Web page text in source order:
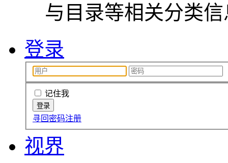
与目录等相关分类
登录
记住我
寻回密码注册
视界